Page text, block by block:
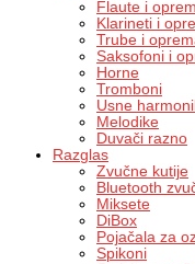
Flaute i
Klarineti i
Trube i
Saksofoni i
Horne
Tromboni
Usne
Melodike
Duvači razno
Razglas
Zvučne kutije
Bluetooth
Miksete
DiBox
Pojačala za
Spikoni